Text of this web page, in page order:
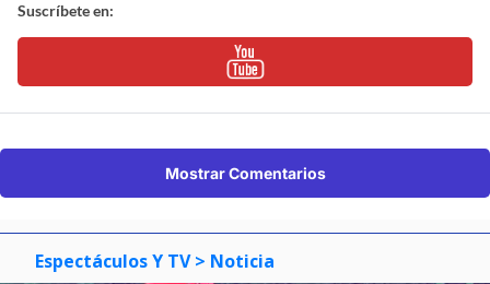
Suscríbete en:
Mostrar Comentarios
Espectáculos Y TV > Noticia